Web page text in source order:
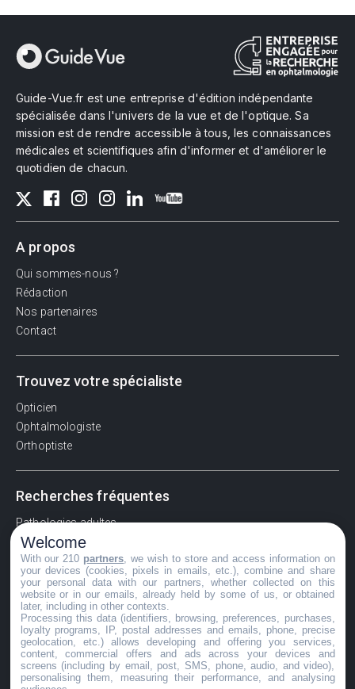
Guide-Vue.fr est une entreprise d'édition indépendante
spécialisée dans l'univers de la vue et de l'optique. Sa
mission est de rendre accessible à tous, les connaissances
médicales et scientifiques afin d'informer et d'améliorer le
quotidien de chacun.
A propos
Qui sommes-nous ?
Rédaction
Nos partenaires
Contact
Trouvez votre spécialiste
Opticien
Ophtalmologiste
Orthoptiste
Recherches fréquentes
Pathologies adultes
Signes d'une urgence ophtalmologique
La vision
Acuité visuelle
Myosis / mydriase
Œdème oculaire
©GuideVue2024
Welcome
With our 210 partners , we wish to store and access information on
your devices (cookies, pixels in emails, etc.), combine and share
your personal data with our partners, whether collected on this
website or in our emails, already held by some of us, or obtained
later, including in other contexts.
Processing this data (identifiers, browsing, preferences, purchases,
loyalty programs, IP, postal addresses and emails, phone, precise
geolocation, etc.) allows developing and offering you services,
content, commercial offers and ads across your devices and
screens (including by email, post, SMS, phone, audio, and video),
personalising them, measuring their performance, and analysing